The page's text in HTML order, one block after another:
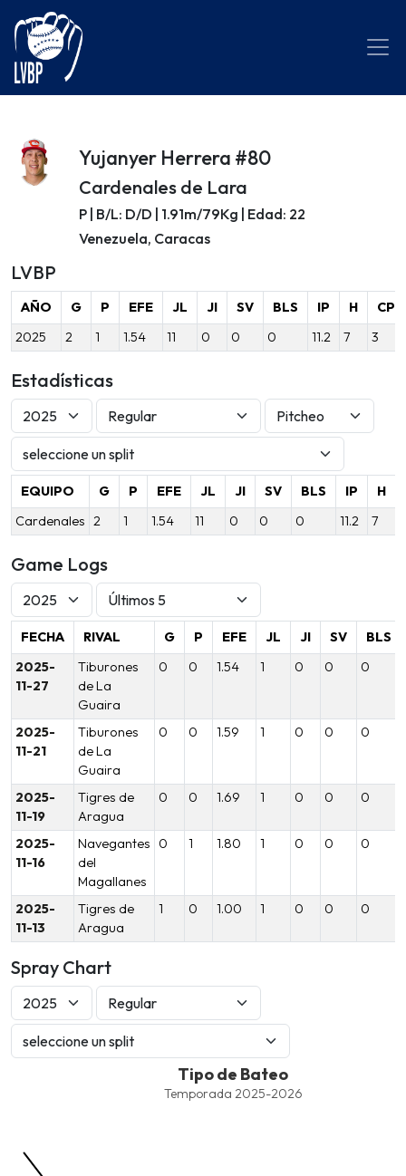
Yujanyer Herrera #80
Cardenales de Lara
P | B/L: D/D | 1.91m/79Kg | Edad: 22
Venezuela, Caracas
LVBP
AÑO G P EFE JL JI SV BLS IP H
CP
2025
2 1 1.54 11 0 0 0 11.2 7 3
Estadísticas
EQUIPO G P EFE JL JI SV BLS IP H
Cardenales 2 1 1.54 11 0 0 0 11.2 7
Game Logs
FECHA RIVAL G P EFE JL JI SV
BLS
2025-
11-27
Tiburones
de La
Guaira
0 0 1.54 1 0 0 0
2025-
11-21
Tiburones
de La
Guaira
0 0 1.59 1 0 0 0
2025-
11-19
Tigres de
Aragua
0 0 1.69 1 0 0 0
2025-
11-16
Navegantes
del
Magallanes
0 1 1.80 1 0 0 0
2025-
11-13
Tigres de
Aragua
1 0 1.00 1 0 0 0
Spray Chart
Combination chart with 7 data series.
The chart has 1 X axis displaying values. Data ranges from -
Tipo de Bateo
Temporada 2025-2026